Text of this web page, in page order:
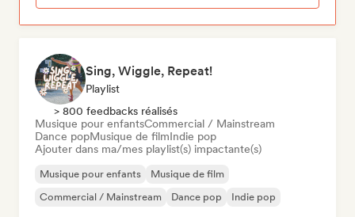
Sing, Wiggle, Repeat!
Playlist
> 800 feedbacks réalisés
Musique pour enfantsCommercial / Mainstream
Dance popMusique de filmIndie pop
Ajouter dans ma/mes playlist(s) impactante(s)
Musique pour enfants
Musique de film
Commercial / Mainstream
Dance pop Indie pop